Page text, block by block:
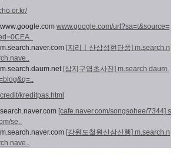
www.google.com/url?sa=t&source=
[지리ㅣ산삼성현단풍] m.search.n
[삼지구엽초사진] m.search.daum.
kreditpas.html
[cafe.naver.com/songsohee/7344] s
se..
[강원도철원산삼산행] m.search.n